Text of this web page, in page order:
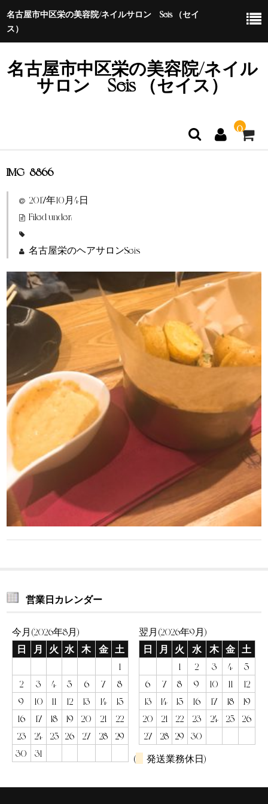
名古屋市中区栄の美容院/ネイルサロン Seis （セイ
ス）
名古屋市中区栄の美容院/ネイル
サロン Seis （セイス）
0
ホーム
特定商取引法に基づく表示
IMG_8866
2017年10月4日
Filed under:
名古屋栄のヘアサロンSeis
営業日カレンダー
今月(2026年8月)
日
月 火 水 木 金
土
1
2
3 4 5 6 7
8
9
10 11 12 13 14
15
16
17 18 19 20 21
22
23
24 25 26 27 28
29
30
31
翌月(2026年9月)
日
月 火 水 木 金
土
1
2 3 4
5
6
7 8 9 10 11
12
13
14 15 16 17 18
19
20
21 22 23 24 25
26
27
28 29
30
(
発送業務休日)